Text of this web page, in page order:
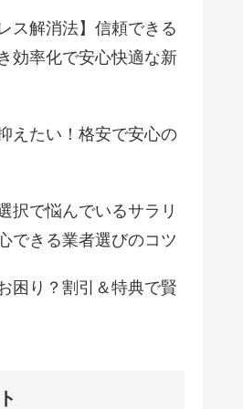
ス解消法】信頼できる
効率化で安心快適な新
えたい！格安で安心の
択で悩んでいるサラリ
できる業者選びのコツ
困り？割引＆特典で賢